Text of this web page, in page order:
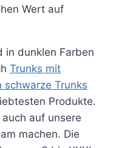
Wert auf
in dunklen Farben
Trunks mit
schwarze Trunks
Produkte.
auf unsere
machen. Die